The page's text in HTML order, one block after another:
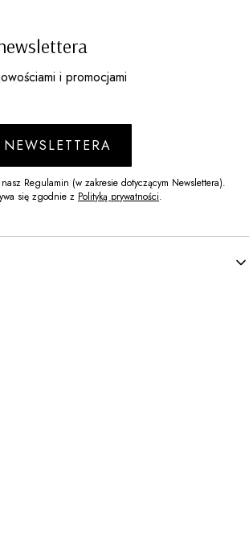
i promocjami
Regulamin (w zakresie dotyczącym Newslettera).
się zgodnie z Polityką prywatności.